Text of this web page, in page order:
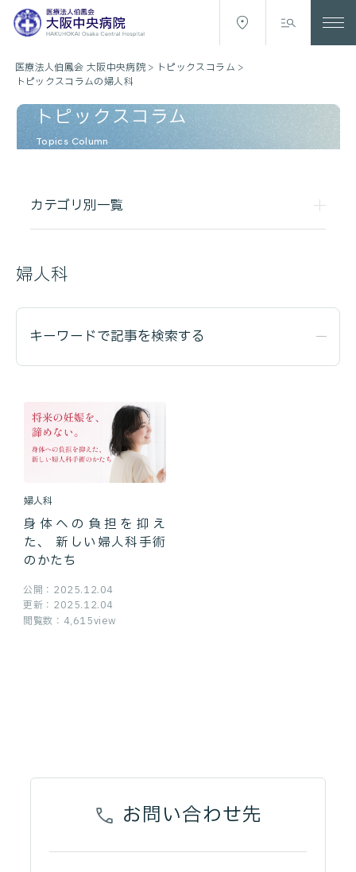
医療法人伯鳳会 大阪中央病院> トピックスコラム >
トピックスコラムの婦人科
トピックスコラム
Topics Column
カテゴリ別一覧
婦人科
キーワードで記事を検索する
婦人科
身体への負担を抑え
た、 新しい婦人科手術
のかたち
公開：2025.12.04
更新：2025.12.04
閲覧数：4,615view
お問い合わせ先